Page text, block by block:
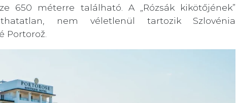
650 méterre található. A „Rózsák kikötőjének”
nem véletlenül tartozik Szlovénia
Portorož.